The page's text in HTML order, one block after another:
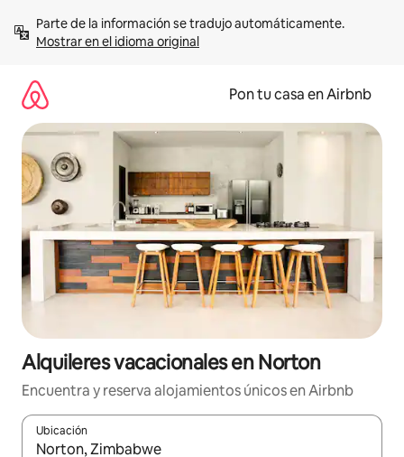
contenidoMostrar en el idioma original
Pon tu casa en Airbnb
Alquileres vacacionales en Norton
Encuentra y reserva alojamientos únicos en Airbnb
Ubicación
Cuando los resultados estén disponibles, navega con las